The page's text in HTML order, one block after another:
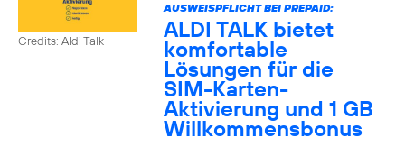
Credits: Aldi Talk
AUSWEISPFLICHT BEI PREPAID:
ALDI TALK bietet
komfortable
Lösungen für die
SIM-Karten-
Aktivierung und 1 GB
Willkommensbonus